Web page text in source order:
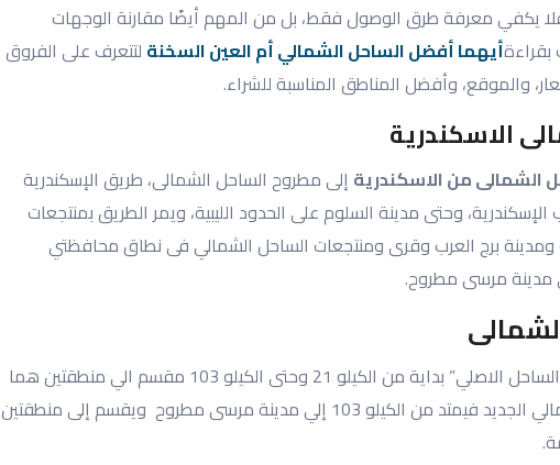
يكفي معرفة طرق الوصول فقط، بل من المهم أيضًا مقارنة الوجهات
بقراءةأيهما أفضل الساحل الشمالي أم العين السخنة لتتعرف على الفروق
والموقع، وأفضل المناطق المناسبة للشراء.
الاسكندرية
الشمالى من الاسكندرية إلى مطروح الساحل الشمالى، طريق الإسكندرية
بداية من البوابة 21 غرب الإسكندرية، وحتى مدينة السلوم على الحدود الليبية، ويمر الطريق بمنتجعات
برج العرب وقرى ومنتجعات الساحل الشمالي فى نطاق محافظتي
مدينة مرسى مطروح.
يمتد الساحل الشمالي القديم ” الساحل الاصلي” بداية من الكيلو 21 وحتى الكيلو 103 مقسم الي منطقتين هما
مارينا ومراقيا، أما الساحل الشمالي الجديد فيمتد من الكيلو 103 إلي مدينة مرسى مطروح ويقسم إلى منطقتين